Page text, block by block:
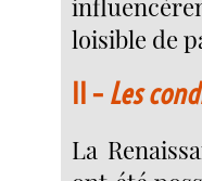
loisible de
II – Les
La